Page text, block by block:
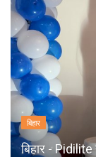
बिहार
बिहार -